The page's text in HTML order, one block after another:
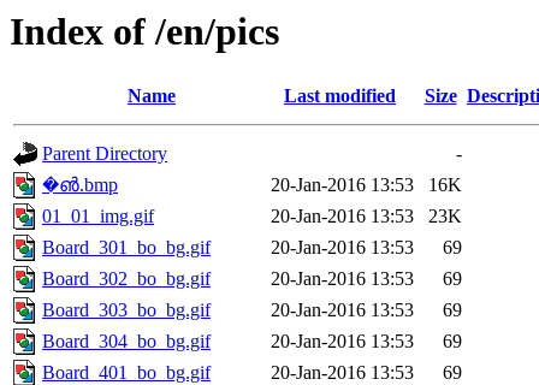
Index of /en/pics
Name Last modified Size
Parent Directory
-
�൵.bmp
20-Jan-2016 13:53
16K
01_01_img.gif
20-Jan-2016 13:53
23K
Board_301_bo_bg.gif
20-Jan-2016 13:53
69
Board_302_bo_bg.gif
20-Jan-2016 13:53
69
Board_303_bo_bg.gif
20-Jan-2016 13:53
69
Board_304_bo_bg.gif
20-Jan-2016 13:53
69
Board_401_bo_bg.gif
20-Jan-2016 13:53
69